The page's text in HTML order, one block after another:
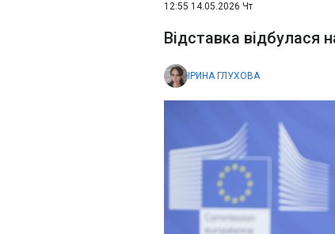
12:55 14.05.2026 Чт
Відставка відбулася
ІРИНА ГЛУХОВА